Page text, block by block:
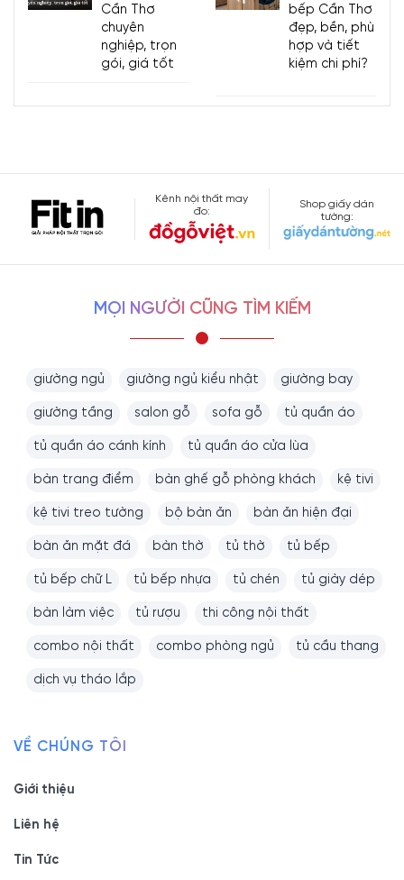
Cần Thơ
chuyên
nghiệp, trọn
gói, giá tốt
bếp Cần Thơ
đẹp, bền, phù
hợp và tiết
kiệm chi phí?
Kênh nội thất may
đo:
Shop giấy dán
tường:
MỌI NGƯỜI CŨNG TÌM KIẾM
giường ngủ giường ngủ kiểu nhật giường bay
giường tầng salon gỗ sofa gỗ tủ quần áo
tủ quần áo cánh kính tủ quần áo cửa lùa
bàn trang điểm bàn ghế gỗ phòng khách kệ tivi
kệ tivi treo tường bộ bàn ăn bàn ăn hiện đại
bàn ăn mặt đá bàn thờ tủ thờ tủ bếp
tủ bếp chữ L tủ bếp nhựa tủ chén tủ giày dép
bàn làm việc tủ rượu thi công nội thất
combo nội thất combo phòng ngủ tủ cầu thang
dịch vụ tháo lắp
VỀ CHÚNG TÔI
Giới thiệu
Liên hệ
Tin Tức